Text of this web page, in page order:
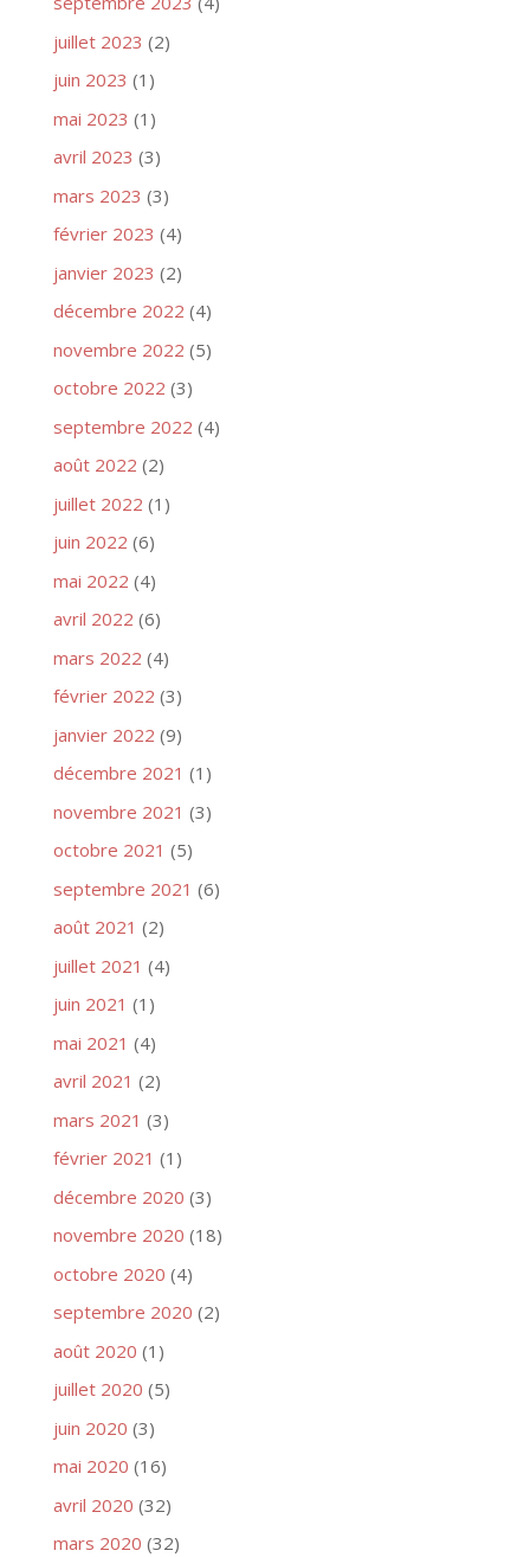
juillet 2023 (2)
juin 2023 (1)
mai 2023 (1)
avril 2023 (3)
mars 2023 (3)
février 2023 (4)
janvier 2023 (2)
décembre 2022 (4)
novembre 2022 (5)
octobre 2022 (3)
septembre 2022 (4)
août 2022 (2)
juillet 2022 (1)
juin 2022 (6)
mai 2022 (4)
avril 2022 (6)
mars 2022 (4)
février 2022 (3)
janvier 2022 (9)
décembre 2021 (1)
novembre 2021 (3)
octobre 2021 (5)
septembre 2021 (6)
août 2021 (2)
juillet 2021 (4)
juin 2021 (1)
mai 2021 (4)
avril 2021 (2)
mars 2021 (3)
février 2021 (1)
décembre 2020 (3)
novembre 2020 (18)
octobre 2020 (4)
septembre 2020 (2)
août 2020 (1)
juillet 2020 (5)
juin 2020 (3)
mai 2020 (16)
avril 2020 (32)
mars 2020 (32)